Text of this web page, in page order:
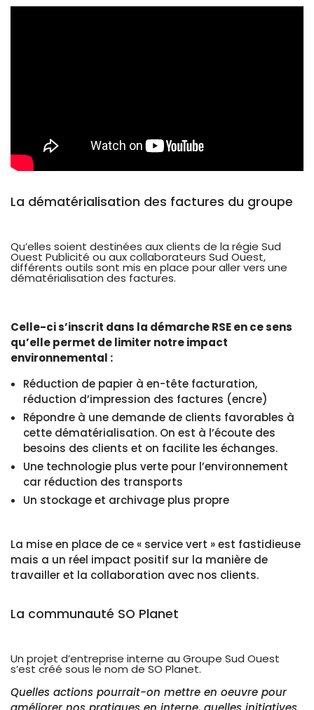
La dématérialisation des factures du groupe
Qu’elles soient destinées aux clients de la régie Sud
Ouest Publicité ou aux collaborateurs Sud Ouest,
différents outils sont mis en place pour aller vers une
dématérialisation des factures.
Celle-ci s’inscrit dans la démarche RSE en ce sens
qu’elle permet de limiter notre impact
environnemental :
Réduction de papier à en-tête facturation,
réduction d’impression des factures (encre)
Répondre à une demande de clients favorables à
cette dématérialisation. On est à l’écoute des
besoins des clients et on facilite les échanges.
Une technologie plus verte pour l’environnement
car réduction des transports
Un stockage et archivage plus propre
La mise en place de ce « service vert » est fastidieuse
mais a un réel impact positif sur la manière de
travailler et la collaboration avec nos clients.
La communauté SO Planet
Un projet d’entreprise interne au Groupe Sud Ouest
s’est créé sous le nom de SO Planet.
Quelles actions pourrait-on mettre en oeuvre pour